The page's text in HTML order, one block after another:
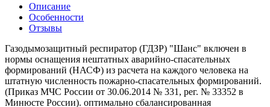
Описание
Особенности
Отзывы
Газодымозащитный респиратор (ГДЗР) "Шанс" включен в
нормы оснащения нештатных аварийно-спасательных
формирований (НАСФ) из расчета на каждого человека на
штатную численность пожарно-спасательных формирований.
(Приказ МЧС России от 30.06.2014 № 331, рег. № 33352 в
Минюсте России). оптимально сбалансированная